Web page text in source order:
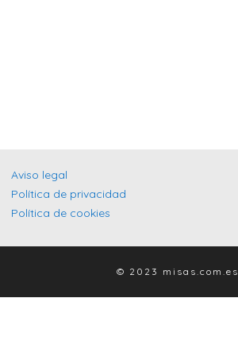
Aviso legal
Política de privacidad
Política de cookies
© 2023 misas.com.es